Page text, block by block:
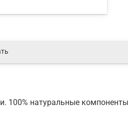
100% натуральные